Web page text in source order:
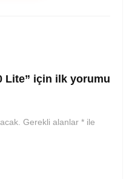
Lite” için ilk yorumu
Gerekli alanlar * ile